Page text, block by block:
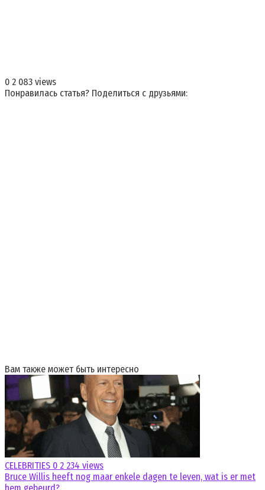
0 2 083 views
Понравилась статья? Поделиться с друзьями:
Вам также может быть интересно
CELEBRITIES 0 2 234 views
Bruce Willis heeft nog maar enkele dagen te leven, wat is er met